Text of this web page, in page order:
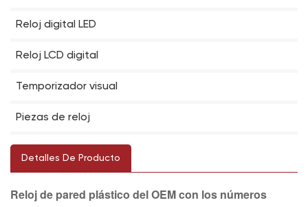
Reloj digital LED
Reloj LCD digital
Temporizador visual
Piezas de reloj
Detalles De Producto
Reloj de pared plástico del OEM con los números